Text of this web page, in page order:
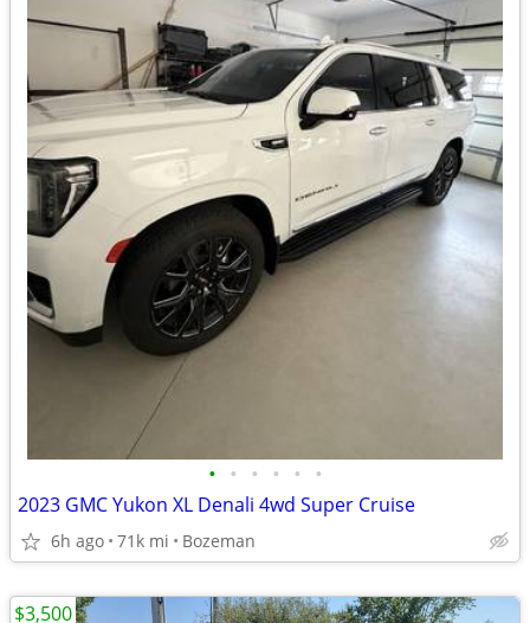
• • • • • •
2023 GMC Yukon XL Denali 4wd Super Cruise
6h ago 71k mi Bozeman
$3,500